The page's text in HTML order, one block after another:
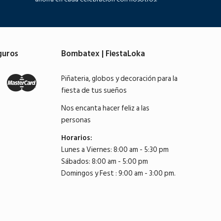
Bombatex | FiestaLoka
Piñateria, globos y decoración para la
fiesta de tus sueños
Nos encanta hacer feliz a las
personas
Horarios:
Lunes a Viernes: 8:00 am - 5:30 pm
Sábados: 8:00 am - 5:00 pm
Domingos y Fest : 9:00 am - 3:00 pm.